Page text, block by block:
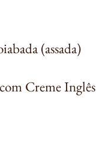
(assada)
Creme Inglês